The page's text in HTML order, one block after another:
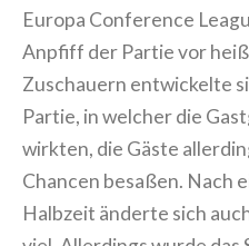
Europa Conference
Anpfiff der Partie vor
Zuschauern entwickelte
Partie, in welcher die
wirkten, die Gäste
Chancen besaßen. Nach
Halbzeit änderte sich